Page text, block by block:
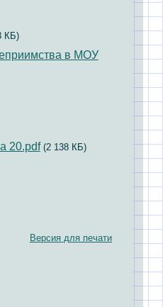
КБ)
в МОУ
20.pdf (2 138 КБ)
Версия для печати